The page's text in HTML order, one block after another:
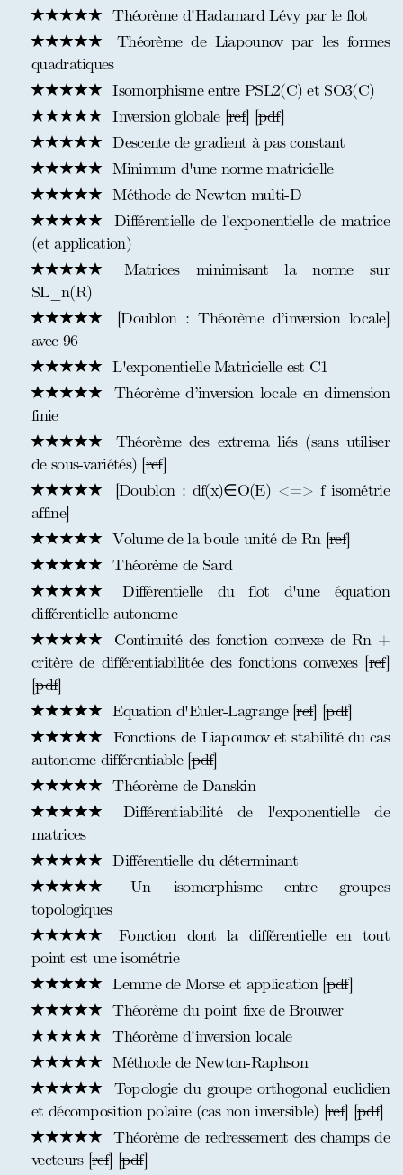
Théorème d'Hadamard Lévy par le flot
Théorème de Liapounov par les formes
quadratiques
Isomorphisme entre PSL2(C) et SO3(C)
Inversion globale [ref] [pdf]
Descente de gradient à pas constant
Minimum d'une norme matricielle
Méthode de Newton multi-D
Différentielle de l'exponentielle de matrice
(et application)
Matrices minimisant la norme sur
SL_n(R)
[Doublon : Théorème d’inversion locale]
avec 96
L'exponentielle Matricielle est C1
Théorème d’inversion locale en dimension
finie
Théorème des extrema liés (sans utiliser
de sous-variétés) [ref]
[Doublon : df(x)∈O(E) <=> f isométrie
affine]
Volume de la boule unité de Rn [ref]
Théorème de Sard
Différentielle du flot d'une équation
différentielle autonome
Continuité des fonction convexe de Rn +
critère de différentiabilitée des fonctions convexes [ref]
[pdf]
Equation d'Euler-Lagrange [ref] [pdf]
Fonctions de Liapounov et stabilité du cas
autonome différentiable [pdf]
Théorème de Danskin
Différentiabilité de l'exponentielle de
matrices
Différentielle du déterminant
Un isomorphisme entre groupes
topologiques
Fonction dont la différentielle en tout
point est une isométrie
Lemme de Morse et application [pdf]
Théorème du point fixe de Brouwer
Théorème d'inversion locale
Méthode de Newton-Raphson
Topologie du groupe orthogonal euclidien
et décomposition polaire (cas non inversible) [ref] [pdf]
Théorème de redressement des champs de
vecteurs [ref] [pdf]